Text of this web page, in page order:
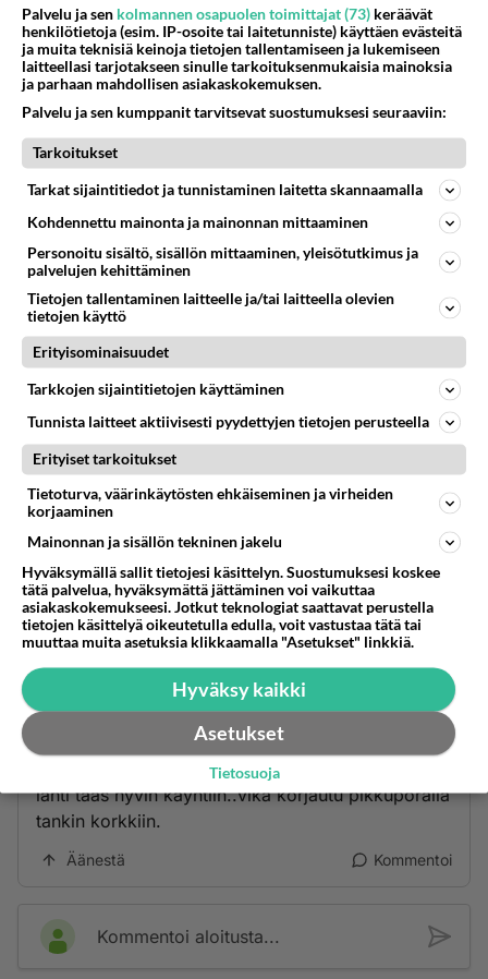
tuuletusletku tulee suodatinkoteloon. Tämmoinen oli
anakin Sunnyssä. Joku on voinut "vähän säästää"
huolloissa ja jättää ko. suodattimen pois.
micran kone huohottaa lopun edellä ja sotkee
ilmansuodattimen, viimein sitä öljyä on oikein
kunnolla siellä suodatin kotelossa, käyntihäiriöt
Äänestä Kommentoi
micra
2001-01-19 20:30:00
Kokemusta omaavakirjoitti:
Merkit kyllä viittaa siihen, että kone on keittänyt joskus
kunnolla?
Vika voi olla männänrenkaissa tai kannessa tai ...?
paljon maksaisi kaasutin tai kaasuttimen korjaus?
Vai pistänkö Micraan vaikka 1.2sen tai Cherry 1.5
tbon.Olen oikeassa jos sanon että
moottoriremontti maksaa neljä tonnia. Mutta
kannattaako? 147 tonnia DX-kone.
nisse
2001-01-27 10:52:00
tuli mieleen semmonenki vaiva datsun
ajolta..bensatankin ilmaventtiili ei pelannu ja näin
ollen ei tullut korvausilmaa tankkiin eikä jaksanu
pumpata, auto sammu jonkun matkan päästä ja
lähti taas hyvin käyntiin..vika korjautu pikkuporalla
tankin korkkiin.
Äänestä Kommentoi
Kommentoi aloitusta...
Palvelu ja sen kolmannen osapuolen toimittajat (73) keräävät
henkilötietoja (esim. IP-osoite tai laitetunniste) käyttäen evästeitä
ja muita teknisiä keinoja tietojen tallentamiseen ja lukemiseen
laitteellasi tarjotakseen sinulle tarkoituksenmukaisia mainoksia
ja parhaan mahdollisen asiakaskokemuksen.
Palvelu ja sen kumppanit tarvitsevat suostumuksesi seuraaviin:
Tarkoitukset
Tarkat sijaintitiedot ja tunnistaminen laitetta skannaamalla
Kohdennettu mainonta ja mainonnan mittaaminen
Personoitu sisältö, sisällön mittaaminen, yleisötutkimus ja
palvelujen kehittäminen
Tietojen tallentaminen laitteelle ja/tai laitteella olevien
tietojen käyttö
Erityisominaisuudet
Tarkkojen sijaintitietojen käyttäminen
Tunnista laitteet aktiivisesti pyydettyjen tietojen perusteella
Erityiset tarkoitukset
Tietoturva, väärinkäytösten ehkäiseminen ja virheiden
korjaaminen
Mainonnan ja sisällön tekninen jakelu
Hyväksymällä sallit tietojesi käsittelyn. Suostumuksesi koskee
tätä palvelua, hyväksymättä jättäminen voi vaikuttaa
asiakaskokemukseesi. Jotkut teknologiat saattavat perustella
tietojen käsittelyä oikeutetulla edulla, voit vastustaa tätä tai
muuttaa muita asetuksia klikkaamalla "Asetukset" linkkiä.
Hyväksy kaikki
Asetukset
Tietosuoja